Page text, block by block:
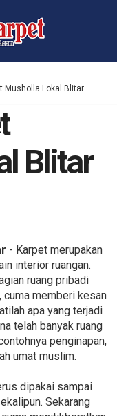
Musholla Lokal Blitar
Blitar
- Karpet merupakan
interior ruangan.
ruang pribadi
cuma memberi kesan
apa yang terjadi
telah banyak ruang
penginapan,
umat muslim.
dipakai sampai
Sekarang